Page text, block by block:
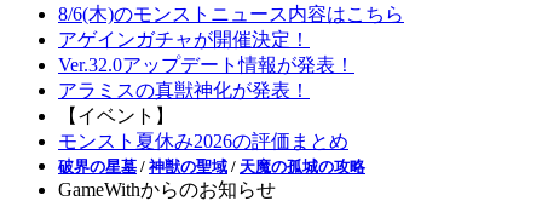
8/6(木)のモンストニュース内容はこちら
アゲインガチャが開催決定！
Ver.32.0アップデート情報が発表！
アラミスの真獣神化が発表！
【イベント】
モンスト夏休み2026の評価まとめ
破界の星墓 / 神獣の聖域 / 天魔の孤城の攻略
GameWithからのお知らせ